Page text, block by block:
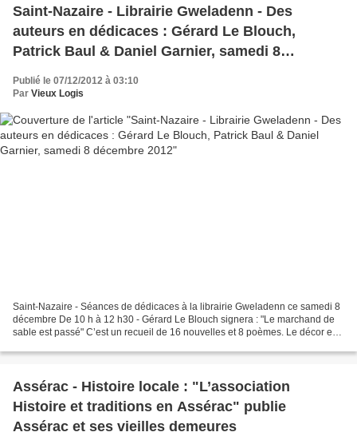
Saint-Nazaire - Librairie Gweladenn - Des
auteurs en dédicaces : Gérard Le Blouch,
Patrick Baul & Daniel Garnier, samedi 8
Publié le 07/12/2012 à 03:10
Par Vieux Logis
Saint-Nazaire - Séances de dédicaces à la librairie Gweladenn ce samedi 8
décembre De 10 h à 12 h30 - Gérard Le Blouch signera : "Le marchand de
sable est passé" C’est un recueil de 16 nouvelles et 8 poèmes. Le décor en
Assérac - Histoire locale : "L’association
Histoire et traditions en Assérac" publie
Assérac et ses vieilles demeures